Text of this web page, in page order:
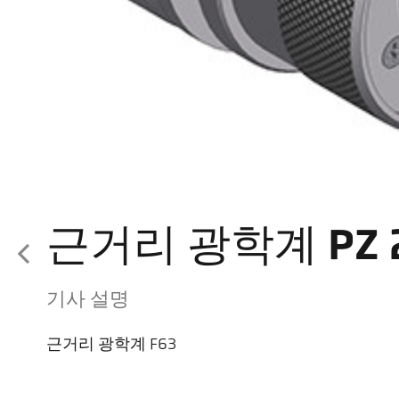
근거리 광학계 PZ
기사 설명
근거리 광학계 F63